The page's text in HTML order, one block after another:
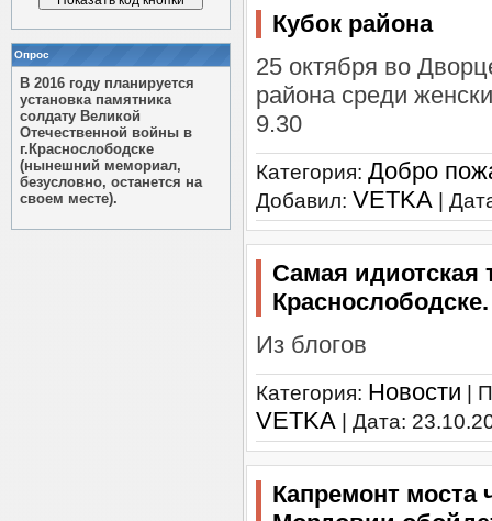
Опрос
В 2016 году планируется
установка памятника
солдату Великой
Отечественной войны в
г.Краснослободске
(нынешний мемориал,
безусловно, останется на
своем месте).
Кубок района
25 октября во
района среди
9.30
Категория: Добро
Добавил: VETKA |
Самая идиотская
Из блогов
Категория: Новости |
VETKA | Дата:
Капремонт моста